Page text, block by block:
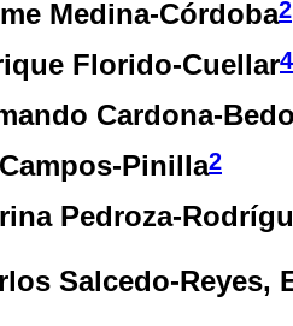
Medina-Córdoba2
Florido-Cuellar4
Cardona-
Pinilla2
Pedroza-
Salcedo-Reyes,